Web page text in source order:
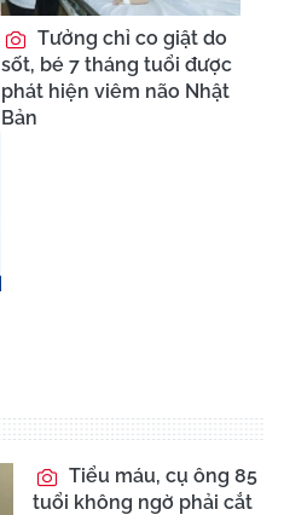
Tưởng chỉ co giật do
sốt, bé 7 tháng tuổi được
phát hiện viêm não Nhật
Bản
Tiểu máu, cụ ông 85
tuổi không ngờ phải cắt